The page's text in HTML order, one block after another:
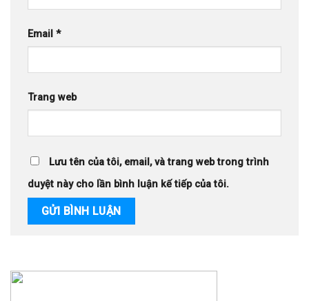
Email *
Trang web
Lưu tên của tôi, email, và trang web trong trình
duyệt này cho lần bình luận kế tiếp của tôi.